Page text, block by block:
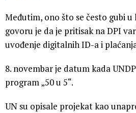
Međutim, ono što se često gubi
govoru je da je pritisak na DPI
uvođenje digitalnih ID-a i
8. novembar je datum kada
program „50 u 5“.
UN su opisale projekat kao